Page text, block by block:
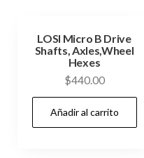
LOSI Micro B Drive
Shafts, Axles,Wheel
Hexes
$440.00
Añadir al carrito